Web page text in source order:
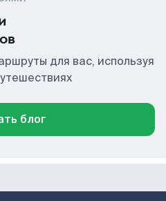
для вас, используя
блог